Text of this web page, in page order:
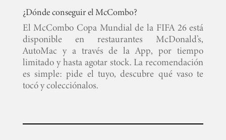
¿Dónde conseguir el McCombo?
El McCombo Copa Mundial de la FIFA 26 está
disponible en restaurantes McDonald’s,
AutoMac y a través de la App, por tiempo
limitado y hasta agotar stock. La recomendación
es simple: pide el tuyo, descubre qué vaso te
tocó y colecciónalos.